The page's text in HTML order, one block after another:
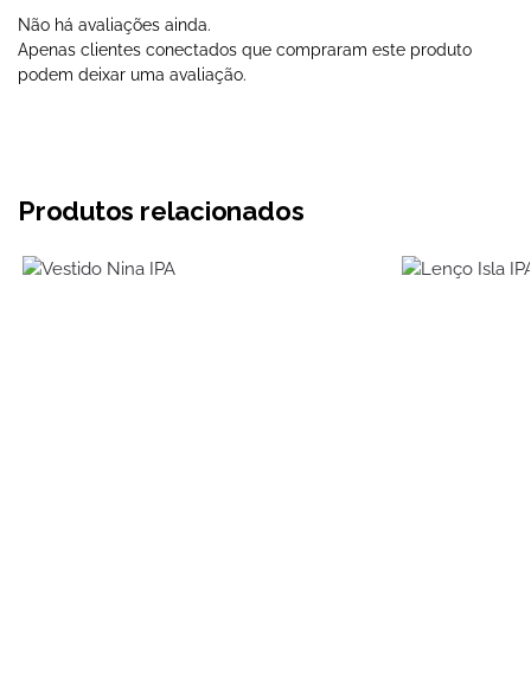
Não há avaliações ainda.
Apenas clientes conectados que compraram este produto
podem deixar uma avaliação.
Produtos relacionados